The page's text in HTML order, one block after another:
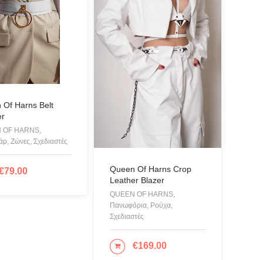
KNITWEAR
CLASSICS
FERRAGNI
OF CALIFORNIA
Of Harns Belt
OF HARNS,
Ζώνες, Σχεδιαστές
79.00ΣΤΟ ΚΑΛΆΘΙ
Queen Of Harns Crop
Leather Blazer
QUEEN OF HARNS,
Πανωφόρια, Ρούχα,
Σχεδιαστές
€169.00
ΕΠΙΛΟΓΉ